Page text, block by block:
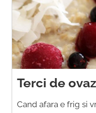
Terci de
Cand afara e frig si